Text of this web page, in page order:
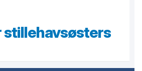
stillehavsøsters